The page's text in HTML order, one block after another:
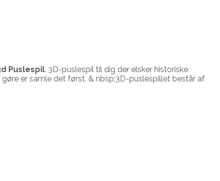
Puslespil. 3D-puslespil til dig der elsker historiske
er samle det først. & nbsp;3D-puslespillet består af